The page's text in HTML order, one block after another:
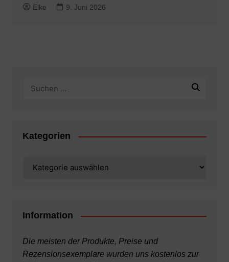
Elke 9. Juni 2026
Kategorien
Information
Die meisten der Produkte, Preise und
Rezensionsexemplare wurden uns kostenlos zur